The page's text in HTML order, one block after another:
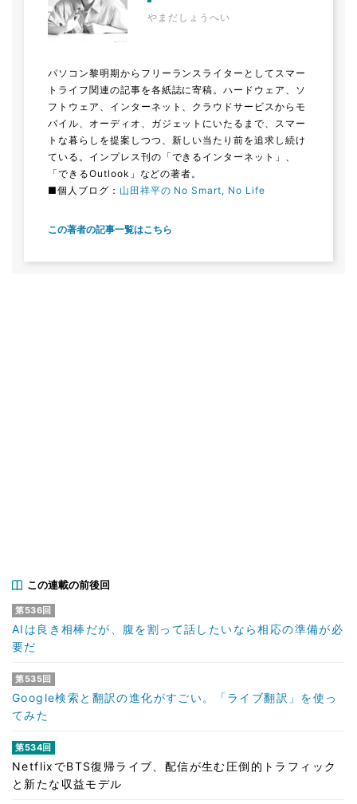
やまだしょうへい
パソコン黎明期からフリーランスライターとしてスマー
トライフ関連の記事を各紙誌に寄稿。ハードウェア、ソ
フトウェア、インターネット、クラウドサービスからモ
バイル、オーディオ、ガジェットにいたるまで、スマー
トな暮らしを提案しつつ、新しい当たり前を追求し続け
ている。インプレス刊の「できるインターネット」、
「できるOutlook」などの著者。
■個人ブログ： 山田祥平の No Smart, No Life
この著者の記事一覧はこちら
この連載の前後回
第536回
AIは良き相棒だが、腹を割って話したいなら相応の準備が必
要だ
第535回
Google検索と翻訳の進化がすごい。「ライブ翻訳」を使っ
てみた
第534回
NetflixでBTS復帰ライブ、配信が生む圧倒的トラフィック
と新たな収益モデル